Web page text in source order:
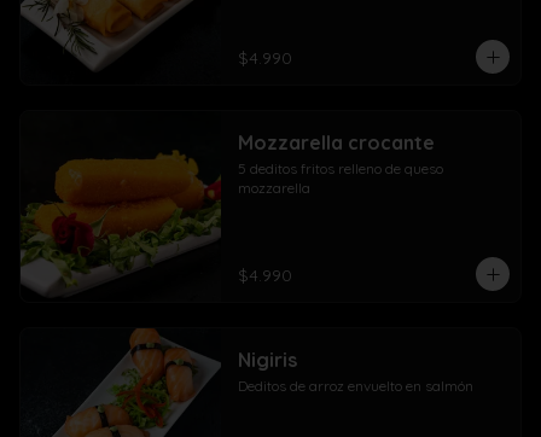
$4.990
Mozzarella crocante
5 deditos fritos relleno de queso
mozzarella
$4.990
Nigiris
Deditos de arroz envuelto en salmón